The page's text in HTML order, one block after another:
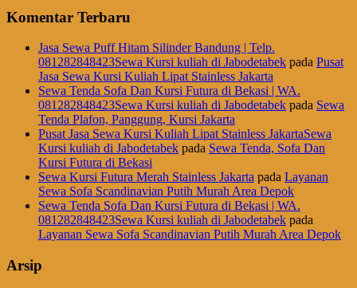
Komentar Terbaru
Jasa Sewa Puff Hitam Silinder Bandung | Telp.
081282848423Sewa Kursi kuliah di Jabodetabek pada Pusat
Jasa Sewa Kursi Kuliah Lipat Stainless Jakarta
Sewa Tenda Sofa Dan Kursi Futura di Bekasi | WA.
081282848423Sewa Kursi kuliah di Jabodetabek pada Sewa
Tenda Plafon, Panggung, Kursi Jakarta
Pusat Jasa Sewa Kursi Kuliah Lipat Stainless JakartaSewa
Kursi kuliah di Jabodetabek pada Sewa Tenda, Sofa Dan
Kursi Futura di Bekasi
Sewa Kursi Futura Merah Stainless Jakarta pada Layanan
Sewa Sofa Scandinavian Putih Murah Area Depok
Sewa Tenda Sofa Dan Kursi Futura di Bekasi | WA.
081282848423Sewa Kursi kuliah di Jabodetabek pada
Layanan Sewa Sofa Scandinavian Putih Murah Area Depok
Arsip